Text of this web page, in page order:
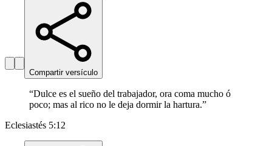
Compartir versículo
“Dulce es el sueño del trabajador, ora coma mucho ó
poco; mas al rico no le deja dormir la hartura.”
Eclesiastés 5:12